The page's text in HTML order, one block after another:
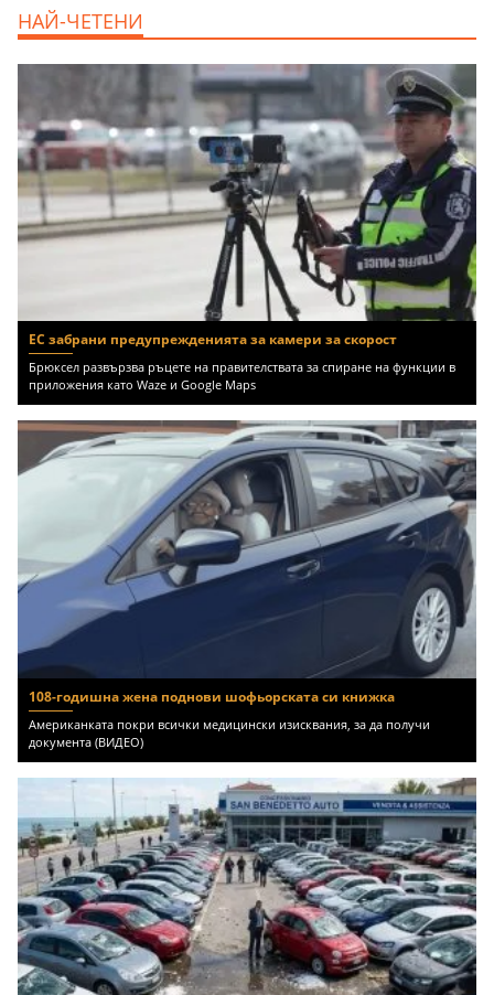
НАЙ-ЧЕТЕНИ
ЕС забрани предупрежденията за камери за скорост
Брюксел развързва ръцете на правителствата за спиране на функции в
приложения като Waze и Google Maps
108-годишна жена поднови шофьорската си книжка
Американката покри всички медицински изисквания, за да получи
документа (ВИДЕО)